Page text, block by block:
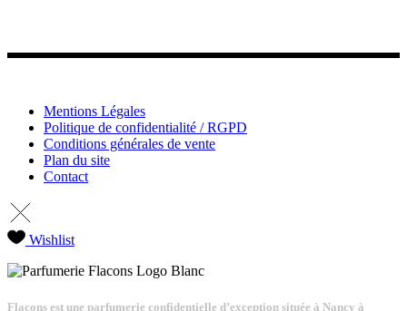
Mentions Légales
Politique de confidentialité / RGPD
Conditions générales de vente
Plan du site
Contact
Wishlist
Flacons est une parfumerie confidentielle d’exception située à Nancy à